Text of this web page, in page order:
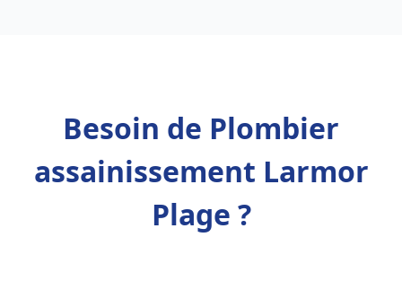
Besoin de Plombier
assainissement Larmor
Plage ?